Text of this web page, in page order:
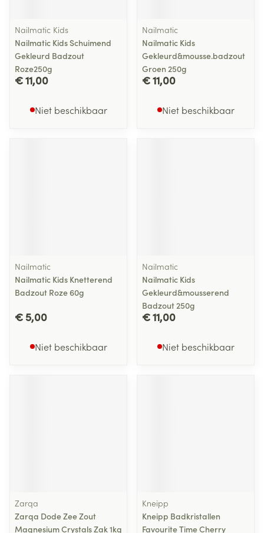
Nailmatic Kids
Nailmatic Kids Schuimend
Gekleurd Badzout
Roze250g
€ 11,00
Niet beschikbaar
Nailmatic
Nailmatic Kids
Gekleurd&mousse.badzout
Groen 250g
€ 11,00
Niet beschikbaar
Nailmatic
Nailmatic Kids Knetterend
Badzout Roze 60g
€ 5,00
Niet beschikbaar
Nailmatic
Nailmatic Kids
Gekleurd&mousserend
Badzout 250g
€ 11,00
Niet beschikbaar
Zarqa
Zarqa Dode Zee Zout
Magnesium Crystals Zak 1kg
Kneipp
Kneipp Badkristallen
Favourite Time Cherry